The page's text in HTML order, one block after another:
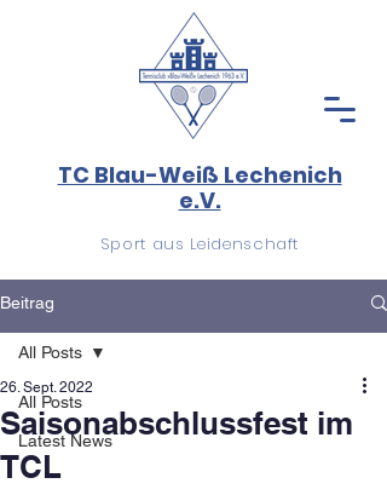
TC Blau-Weiß Lechenich
e.V.
Sport aus Leidenschaft
Beitrag
All Posts
Latest News
All Posts
Saisonabschlussfest im
TCL
26. Sept. 2022